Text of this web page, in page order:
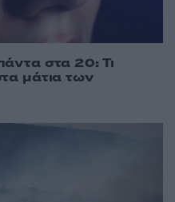
στα 20: Τι
μάτια των